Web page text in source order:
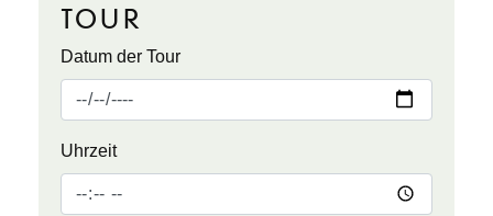
TOUR
Datum der Tour
Uhrzeit